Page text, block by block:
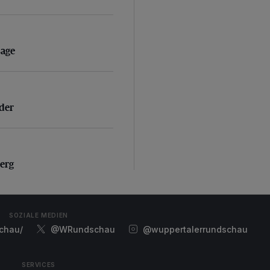
SOZIALE MEDIEN
@WRundschau @wuppertalerrundschau
SERVICES